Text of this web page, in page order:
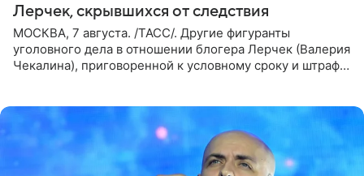
Лерчек, скрывшихся от следствия
МОСКВА, 7 августа. /ТАСС/. Другие фигуранты
уголовного дела в отношении блогера Лерчек (Валерия
Чекалина), приговоренной к условному сроку и штрафу,